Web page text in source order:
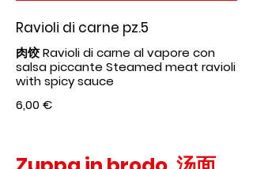
Ravioli di carne pz.5
肉饺 Ravioli di carne al vapore con
salsa piccante Steamed meat ravioli
with spicy sauce
6,00 €